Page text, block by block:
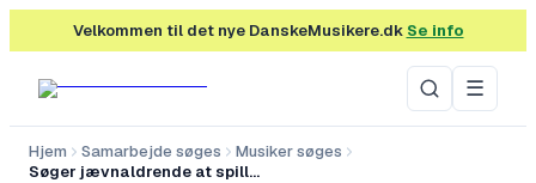
Velkommen til det nye DanskeMusikere.dk Se info
☰
Hjem Samarbejde søges
Musiker søges
Søger jævnaldrende at spille med